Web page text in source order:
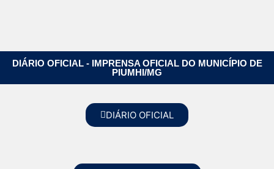
DIÁRIO OFICIAL - IMPRENSA OFICIAL DO MUNICÍPIO DE
PIUMHI/MG
DIÁRIO OFICIAL